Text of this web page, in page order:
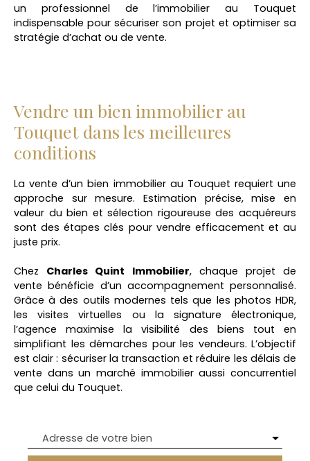
un professionnel de l’immobilier au Touquet
indispensable pour sécuriser son projet et optimiser sa
stratégie d’achat ou de vente.
Vendre un bien immobilier au
Touquet dans les meilleures
conditions
La vente d’un bien immobilier au Touquet requiert une
approche sur mesure. Estimation précise, mise en
valeur du bien et sélection rigoureuse des acquéreurs
sont des étapes clés pour vendre efficacement et au
juste prix.
Chez Charles Quint Immobilier, chaque projet de
vente bénéficie d’un accompagnement personnalisé.
Grâce à des outils modernes tels que les photos HDR,
les visites virtuelles ou la signature électronique,
l’agence maximise la visibilité des biens tout en
simplifiant les démarches pour les vendeurs. L’objectif
est clair : sécuriser la transaction et réduire les délais de
vente dans un marché immobilier aussi concurrentiel
que celui du Touquet.
Adresse de votre bien